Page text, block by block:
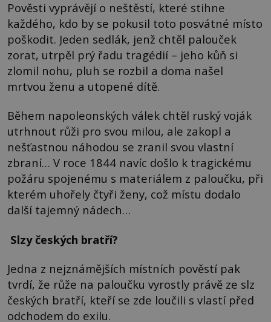
Pověsti vyprávějí o neštěstí, které stihne
každého, kdo by se pokusil toto posvátné místo
poškodit. Jeden sedlák, jenž chtěl palouček
zorat, utrpěl prý řadu tragédií – jeho kůň si
zlomil nohu, pluh se rozbil a doma našel
mrtvou ženu a utopené dítě.
Během napoleonských válek chtěl ruský voják
utrhnout růži pro svou milou, ale zakopl a
nešťastnou náhodou se zranil svou vlastní
zbraní… V roce 1844 navíc došlo k tragickému
požáru spojenému s materiálem z paloučku, při
kterém uhořely čtyři ženy, což místu dodalo
další tajemný nádech…
Slzy českých bratří?
Jedna z nejznámějších místních pověstí pak
tvrdí, že růže na paloučku vyrostly právě ze slz
českých bratří, kteří se zde loučili s vlastí před
odchodem do exilu.